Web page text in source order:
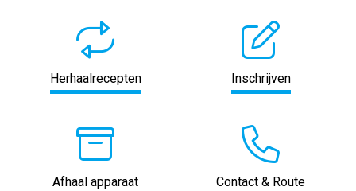
Herhaalrecepten Inschrijven
Afhaal apparaat Contact & Route